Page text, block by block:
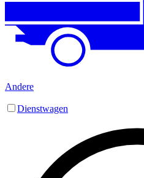
Andere
Dienstwagen